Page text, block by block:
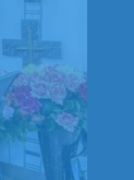
avons été
Votre
grande
tous ont
nous pour